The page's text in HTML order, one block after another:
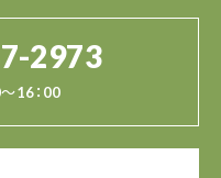
2973
16：00